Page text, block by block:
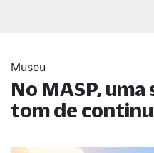
Museu
No MASP,
tom de